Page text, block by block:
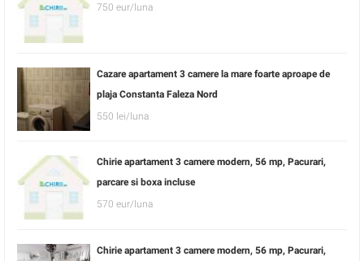
750 eur/luna
Cazare apartament 3 camere la mare foarte aproape de
plaja Constanta Faleza Nord
550 lei/luna
Chirie apartament 3 camere modern, 56 mp, Pacurari,
parcare si boxa incluse
570 eur/luna
Chirie apartament 3 camere modern, 56 mp, Pacurari,